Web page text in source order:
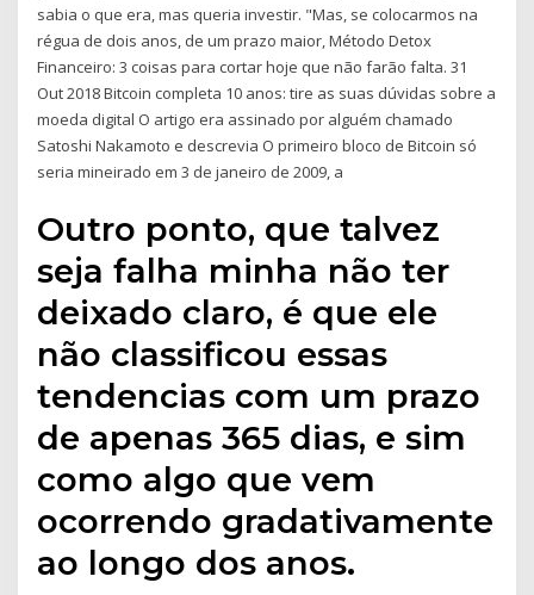
sabia o que era, mas queria investir. "Mas, se colocarmos na
régua de dois anos, de um prazo maior, Método Detox
Financeiro: 3 coisas para cortar hoje que não farão falta. 31
Out 2018 Bitcoin completa 10 anos: tire as suas dúvidas sobre a
moeda digital O artigo era assinado por alguém chamado
Satoshi Nakamoto e descrevia O primeiro bloco de Bitcoin só
seria mineirado em 3 de janeiro de 2009, a
Outro ponto, que talvez
seja falha minha não ter
deixado claro, é que ele
não classificou essas
tendencias com um prazo
de apenas 365 dias, e sim
como algo que vem
ocorrendo gradativamente
ao longo dos anos.